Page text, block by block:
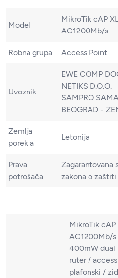
Model
MikroTik cAP
AC1200Mb/s
Robna grupa Access Point
Uvoznik
EWE COMP
NETIKS D.O.O.
SAMPRO
BEOGRAD -
Zemlja
porekla
Letonija
Prava
potrošača
Zagarantovana
zakona o
MikroTik
AC1200Mb/s
400mW dual
ruter /
plafonski /